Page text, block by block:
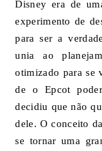
Disney era de
experimento de
para ser a
unia ao
otimizado para se
de o Epcot
decidiu que não
dele. O conceito
se tornar uma